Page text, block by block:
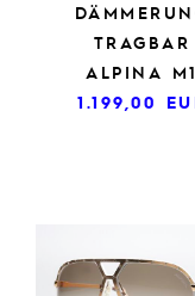
TRAGBAR
ALPINA M1
1.199,00